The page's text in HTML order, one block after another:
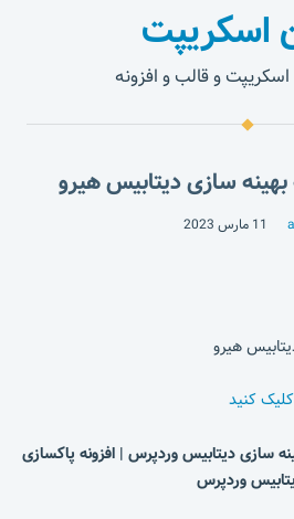
اسکریپت
اسکریپت و قالب و افزونه
بهینه سازی دیتابیس هیرو
11 مارس 2023
هیرو
کنید
سازی دیتابیس وردپرس | افزونه پاکسازی
وردپرس